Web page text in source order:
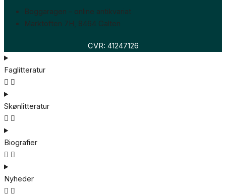
Boggaragen – online antikvariat
Marktoften 7H, 8464 Galten
CVR: 41247126
Faglitteratur
Skønlitteratur
Biografier
Nyheder